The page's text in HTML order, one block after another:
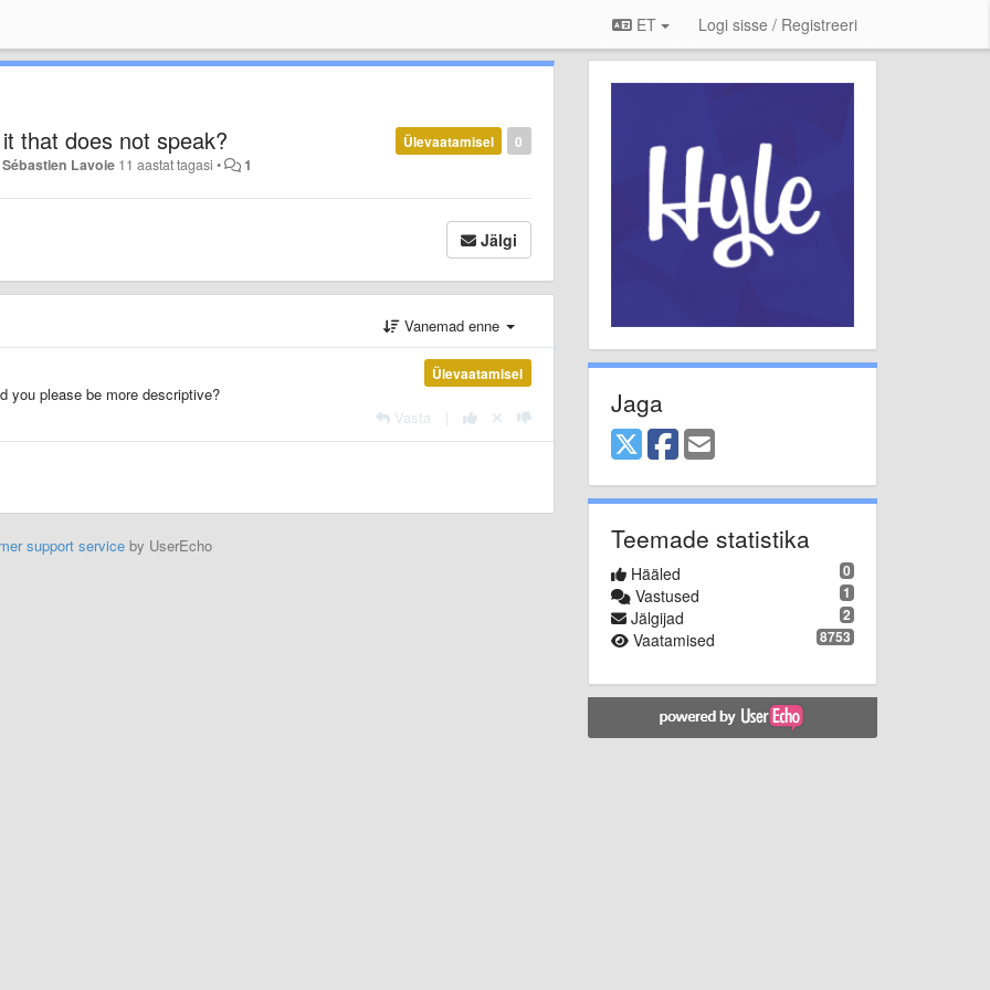
ET Logi sisse / Registreeri
0
Ülevaatamisel
that does not speak?
Sébastien Lavoie 11 aastat tagasi • 1
Jälgi
Vanemad enne
Ülevaatamisel
you please be more descriptive?
Vasta
support serviceby UserEcho
Jaga
Teemade statistika
0
Hääled
1
Vastused
2
Jälgijad
8753
Vaatamised